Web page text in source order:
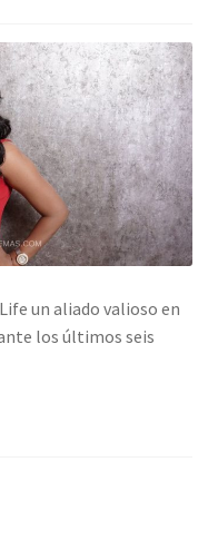
un aliado valioso en
los últimos seis